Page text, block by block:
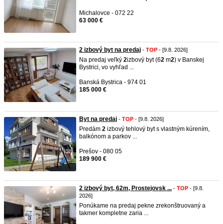
Michalovce - 072 22
63 000 €
2 izbový byt na predaj - TOP - [9.8. 2026]
Na predaj veľký 2izbový byt (62 m2) v Banskej
Bystrici, vo vyhľad ...
Banská Bystrica - 974 01
185 000 €
Byt na predaj - TOP - [9.8. 2026]
Predám 2 izbový tehlový byt s vlastným kúrením,
balkónom a parkov ...
Prešov - 080 05
189 900 €
2 izbový byt, 62m, Prostejovsk ... - TOP - [9.8.
2026]
Ponúkame na predaj pekne zrekonštruovaný a
takmer kompletne zaria ...